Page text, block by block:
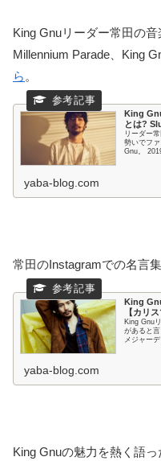
King Gnuリーダー常田の
Millennium Parade、King
ら 。
King
とは?
リーダー
勢いでフ
Gnu。
yaba-blog.com
常田のInstagramでの名言
King
【カリス
King Gnu
があると
メジャー
yaba-blog.com
King Gnuの魅力を熱く語っ